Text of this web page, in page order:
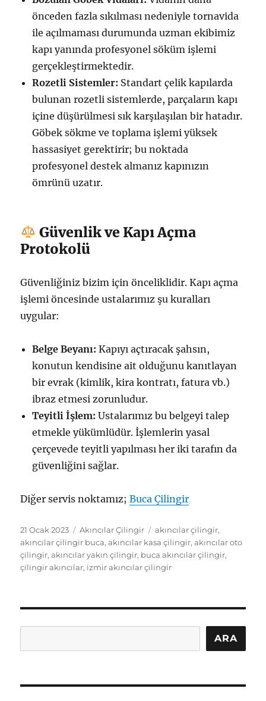
önceden fazla sıkılması nedeniyle tornavida
ile açılmaması durumunda uzman ekibimiz
kapı yanında profesyonel söküm işlemi
gerçekleştirmektedir.
Rozetli Sistemler: Standart çelik kapılarda
bulunan rozetli sistemlerde, parçaların kapı
içine düşürülmesi sık karşılaşılan bir hatadır.
Göbek sökme ve toplama işlemi yüksek
hassasiyet gerektirir; bu noktada
profesyonel destek almanız kapınızın
ömrünü uzatır.
Güvenlik ve Kapı Açma
Protokolü
Güvenliğiniz bizim için önceliklidir. Kapı açma
işlemi öncesinde ustalarımız şu kuralları
uygular:
Belge Beyanı: Kapıyı açtıracak şahsın,
konutun kendisine ait olduğunu kanıtlayan
bir evrak (kimlik, kira kontratı, fatura vb.)
ibraz etmesi zorunludur.
Teyitli İşlem: Ustalarımız bu belgeyi talep
etmekle yükümlüdür. İşlemlerin yasal
çerçevede teyitli yapılması her iki tarafın da
güvenliğini sağlar.
Diğer servis noktamız;Buca Çilingir
Yayın
tarihi
21 Ocak 2023 Kategoriler
Akıncılar Çilingir Etiketler
akıncılar çilingir,
akıncılar çilingir buca,akıncılar kasa çilingir,akıncılar oto
çilingir,akıncılar yakın çilingir, buca akıncılar çilingir,
çilingir akıncılar, izmir akıncılar çilingir
ARA